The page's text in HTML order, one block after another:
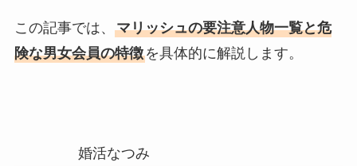
この記事では、 マリッシュの要注意人物一覧と危
険な男女会員の特徴を具体的に解説します。
婚活なつみ